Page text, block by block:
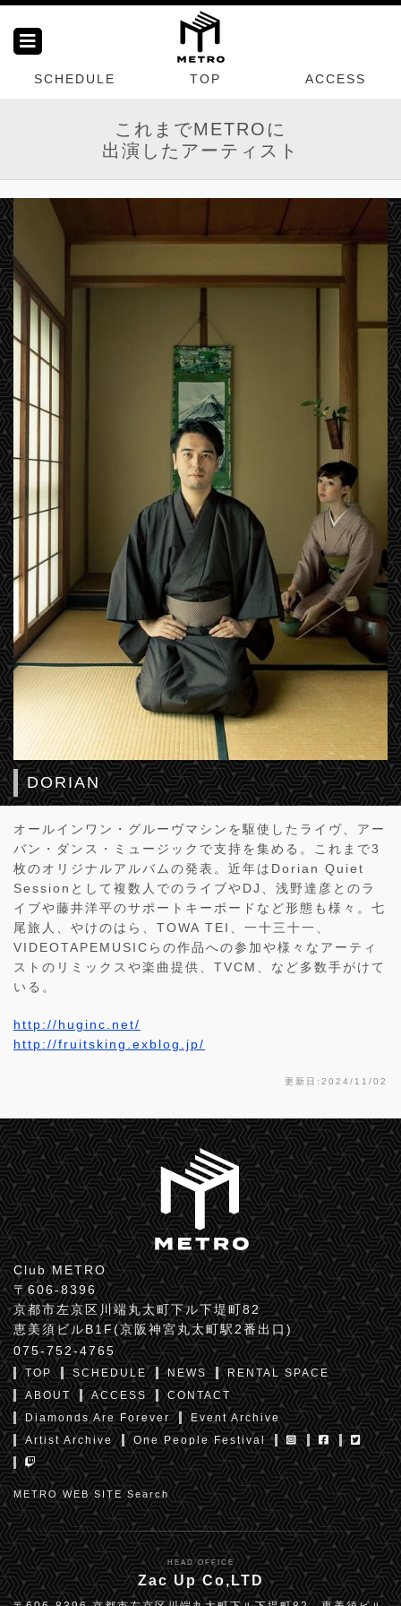
SCHEDULE TOP ACCESS
これまでMETROに
出演したアーティスト
DORIAN
オールインワン・グルーヴマシンを駆使したライヴ、アー
バン・ダンス・ミュージックで支持を集める。これまで3
枚のオリジナルアルバムの発表。近年はDorian Quiet
Sessionとして複数人でのライブやDJ、浅野達彦とのラ
イブや藤井洋平のサポートキーボードなど形態も様々。七
尾旅人、やけのはら、TOWA TEI、一十三十一、
VIDEOTAPEMUSICらの作品への参加や様々なアーティ
ストのリミックスや楽曲提供、TVCM、など多数手がけて
いる。
http://huginc.net/
http://fruitsking.exblog.jp/
更新日:2024/11/02
Club METRO
〒606-8396
京都市左京区川端丸太町下ル下堤町82
恵美須ビルB1F(京阪神宮丸太町駅2番出口)
075-752-4765
TOP SCHEDULE NEWS
RENTAL SPACE
ABOUT
ACCESS
CONTACT
Diamonds Are Forever
Event Archive
Artist Archive
One People Festival
METRO WEB SITE Search
HEAD OFFICE
Zac Up Co,LTD